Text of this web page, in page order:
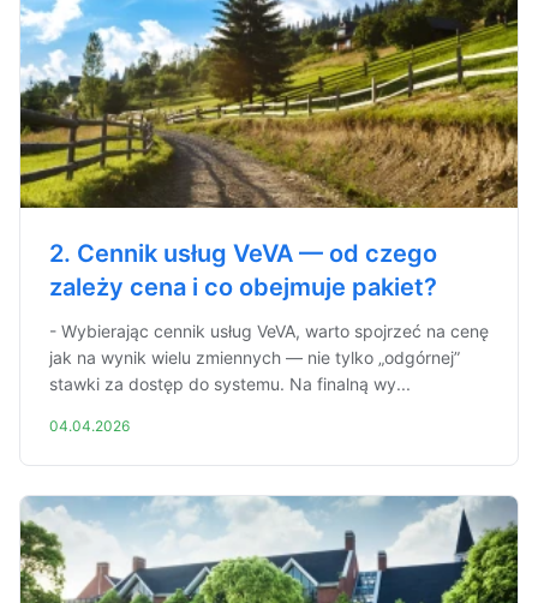
2. Cennik usług VeVA — od czego
zależy cena i co obejmuje pakiet?
- Wybierając cennik usług VeVA, warto spojrzeć na cenę
jak na wynik wielu zmiennych — nie tylko „odgórnej”
stawki za dostęp do systemu. Na finalną wy...
04.04.2026